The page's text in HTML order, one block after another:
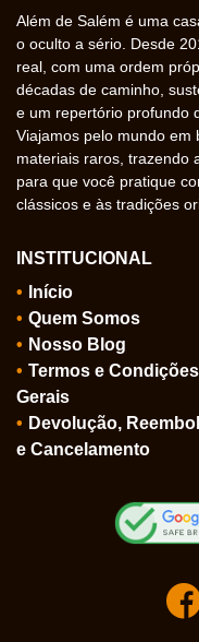
Além de Salém é uma
o oculto a sério. Desde
real, com uma ordem
décadas de caminho,
e um repertório profundo
Viajamos pelo mundo em
materiais raros, trazendo
para que você pratique
clássicos e às tradições
INSTITUCIONAL
Início
Quem Somos
Nosso Blog
Termos e Condições
Gerais
Devolução,
e Cancelamento